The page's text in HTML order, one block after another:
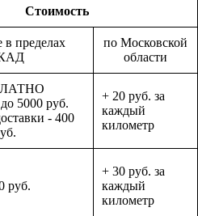
Стоимость
пределах
по Московской
области
5000 руб.
- 400
+ 20 руб. за
каждый
километр
руб.
+ 30 руб. за
каждый
километр